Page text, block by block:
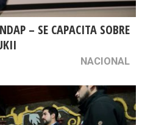
– SE CAPACITA SOBRE
NACIONAL